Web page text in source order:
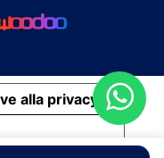
alla privacy